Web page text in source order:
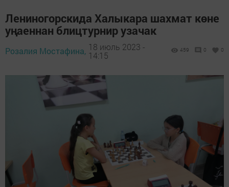
Лениногорскида Халыкара шахмат көне
уңаеннан блицтурнир узачак
Розалия Мостафина, 18 июль 2023 -
14:15
459 0 0